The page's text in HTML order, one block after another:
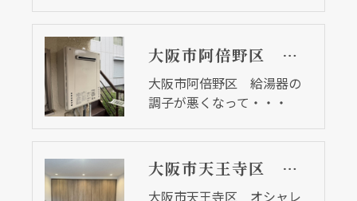
大阪市阿倍野区 給湯器の調子が悪くなって・・・
大阪市阿倍野区 給湯器の
調子が悪くなって・・・
大阪市天王寺区 オシャレで収納タップリな洋室に仕上がりました
大阪市天王寺区 オシャレ